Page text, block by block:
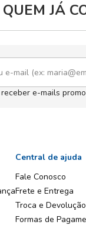
JÁ
e-mails
Central de ajuda
Fale Conosco
Frete e Entrega
Troca e Devolução
Formas de